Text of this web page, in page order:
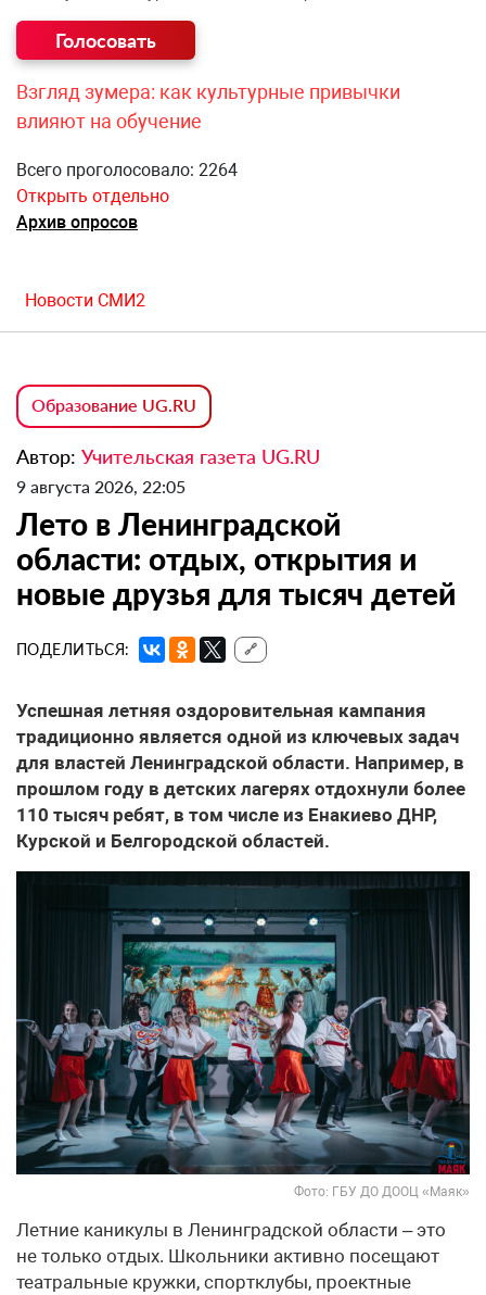
Взгляд зумера: как культурные привычки
влияют на обучение
Всего проголосовало: 2264
Открыть отдельно
Архив опросов
Новости СМИ2
Образование UG.RU
Автор: Учительская газета UG.RU
9 августа 2026, 22:05
Лето в Ленинградской
области: отдых, открытия и
новые друзья для тысяч детей
ПОДЕЛИТЬСЯ: 🔗
Успешная летняя оздоровительная кампания
традиционно является одной из ключевых задач
для властей Ленинградской области. Например, в
прошлом году в детских лагерях отдохнули более
110 тысяч ребят, в том числе из Енакиево ДНР,
Курской и Белгородской областей.
Фото: ГБУ ДО ДООЦ «Маяк»
Летние каникулы в Ленинградской области – это
не только отдых. Школьники активно посещают
театральные кружки, спортклубы, проектные